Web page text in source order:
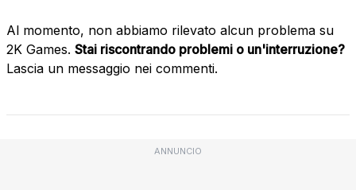
Al momento, non abbiamo rilevato alcun problema su
2K Games. Stai riscontrando problemi o un'interruzione?
Lascia un messaggio nei commenti.
ANNUNCIO